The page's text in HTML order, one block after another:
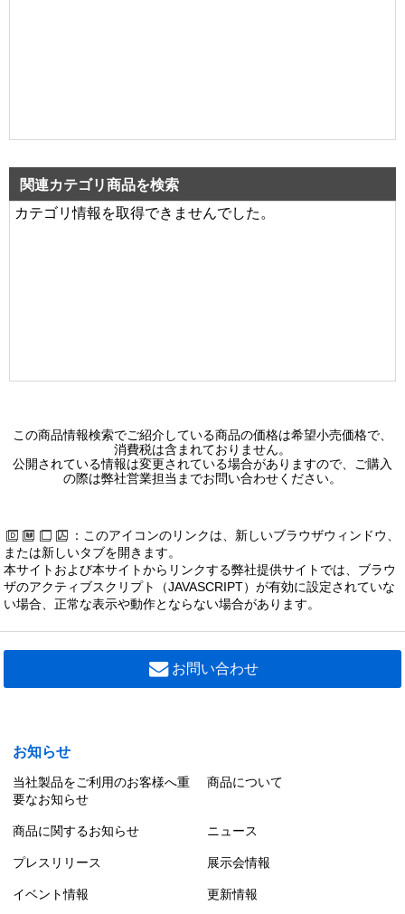
関連カテゴリ商品を検索
カテゴリ情報を取得できませんでした。
この商品情報検索でご紹介している商品の価格は希望小売価格で、
消費税は含まれておりません。
公開されている情報は変更されている場合がありますので、ご購入
の際は弊社営業担当までお問い合わせください。
：このアイコンのリンクは、新しいブラウザウィンドウ、
または新しいタブを開きます。
本サイトおよび本サイトからリンクする弊社提供サイトでは、ブラウ
ザのアクティブスクリプト（JAVASCRIPT）が有効に設定されていな
い場合、正常な表示や動作とならない場合があります。
お問い合わせ
お知らせ
当社製品をご利用のお客様へ重
要なお知らせ
商品について
商品に関するお知らせ ニュース
プレスリリース 展示会情報
イベント情報 更新情報